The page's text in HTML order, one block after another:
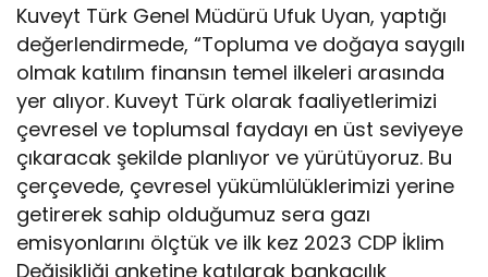
Kuveyt Türk Genel Müdürü Ufuk Uyan, yaptığı
değerlendirmede, “Topluma ve doğaya saygılı
olmak katılım finansın temel ilkeleri arasında
yer alıyor. Kuveyt Türk olarak faaliyetlerimizi
çevresel ve toplumsal faydayı en üst seviyeye
çıkaracak şekilde planlıyor ve yürütüyoruz. Bu
çerçevede, çevresel yükümlülüklerimizi yerine
getirerek sahip olduğumuz sera gazı
emisyonlarını ölçtük ve ilk kez 2023 CDP İklim
Değişikliği anketine katılarak bankacılık